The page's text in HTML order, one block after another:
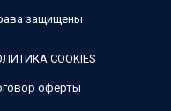
защищены
COOKIES
оферты